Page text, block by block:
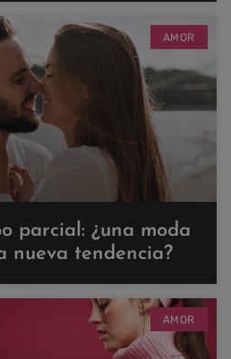
AMOR
parcial: ¿una moda
nueva tendencia?
AMOR